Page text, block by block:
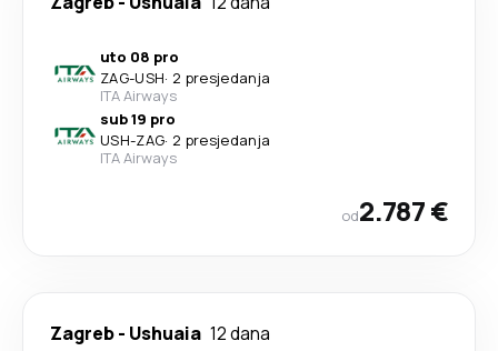
uto 08 pro
ZAG-USH· 2 presjedanja
ITA Airways
sub 19 pro
USH-ZAG· 2 presjedanja
ITA Airways
od2.787 €
Zagreb- Ushuaia 12 dana